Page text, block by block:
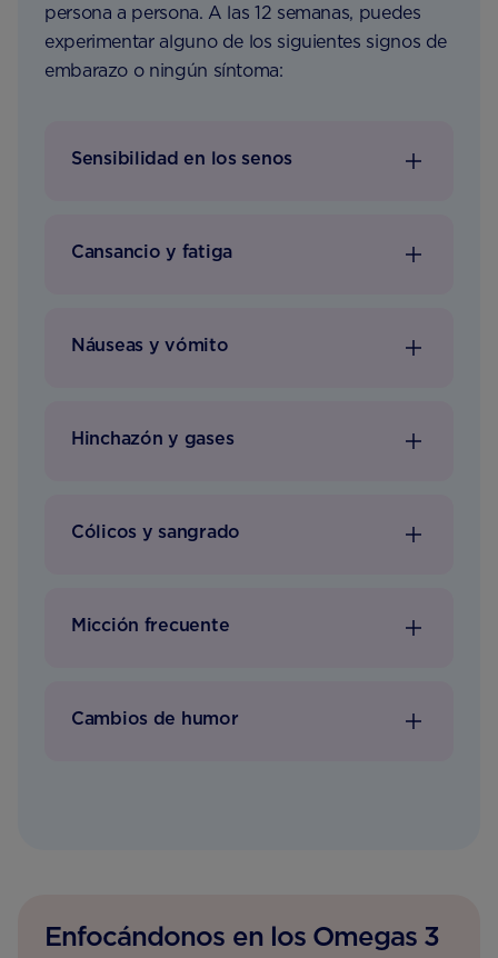
persona a persona. A las 12 semanas, puedes
experimentar alguno de los siguientes signos de
embarazo o ningún síntoma:
Sensibilidad en los senos
Cansancio y fatiga
Náuseas y vómito
Hinchazón y gases
Cólicos y sangrado
Micción frecuente
Cambios de humor
Enfocándonos en los Omegas 3